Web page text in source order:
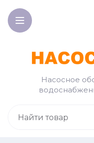
Насосное